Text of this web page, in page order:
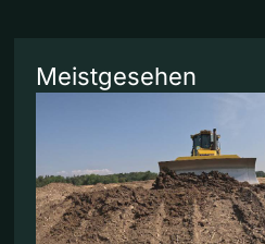
Meistgesehen